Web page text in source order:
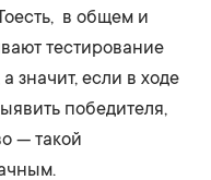
в общем и
тестирование
значит, если в ходе
победителя,
— такой